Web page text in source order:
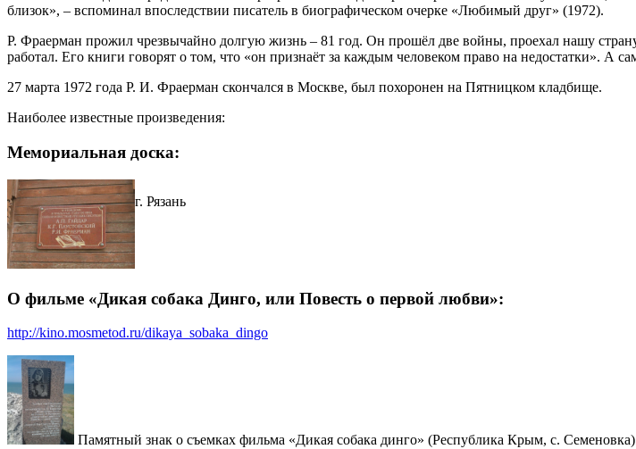
близок», – вспоминал впоследствии писатель в биографическом очерке «Любимый друг» (1972).
Р. Фраерман прожил чрезвычайно долгую жизнь – 81 год. Он прошёл две войны, проехал нашу
работал. Его книги говорят о том, что «он признаёт за каждым человеком право на недостатки». А
27 марта 1972 года Р. И. Фраерман скончался в Москве, был похоронен на Пятницком кладбище.
Наиболее известные произведения:
Мемориальная доска:
г. Рязань
О фильме «Дикая собака Динго, или Повесть о первой любви»:
http://kino.mosmetod.ru/dikaya_sobaka_dingo
Памятный знак о съемках фильма «Дикая собака динго» (Республика Крым, с. Семеновка)